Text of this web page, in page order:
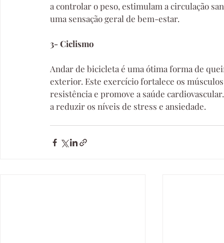
a controlar o peso, estimulam a circulação
uma sensação geral de bem-estar.
3- Ciclismo
Andar de bicicleta é uma ótima forma de
exterior. Este exercício fortalece os
resistência e promove a saúde
a reduzir os níveis de stress e ansiedade.